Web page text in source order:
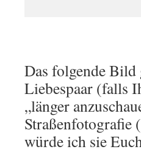
Das folgende Bild
Liebespaar (falls
„länger
Straßenfotografie
würde ich sie